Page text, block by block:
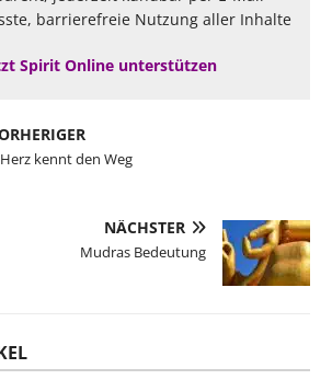
barrierefreie Nutzung aller Inhalte
Spirit Online unterstützen
kennt den Weg
NÄCHSTER
Mudras Bedeutung